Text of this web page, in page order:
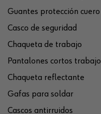
Guantes protección cuero
Casco de seguridad
Chaqueta de trabajo
Pantalones cortos trabajo
Chaqueta reflectante
Gafas para soldar
Cascos antirruidos